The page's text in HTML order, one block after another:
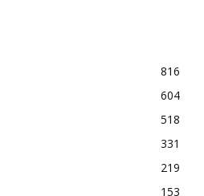
816
604
518
331
219
153